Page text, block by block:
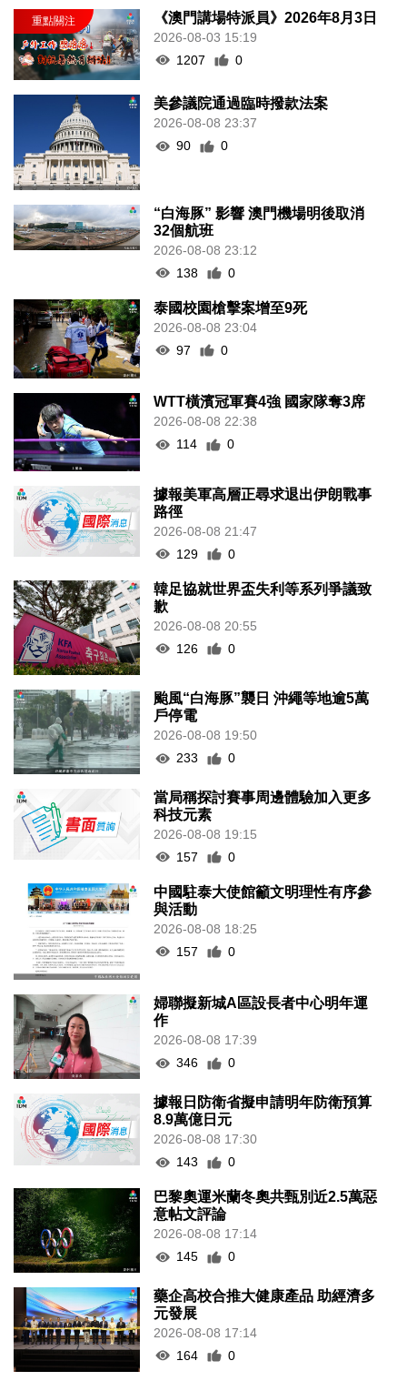
《澳門講場特派員》2026年8月3日
2026-08-03 15:19
1207
0
美參議院通過臨時撥款法案
2026-08-08 23:37
90
0
“白海豚” 影響 澳門機場明後取消
32個航班
2026-08-08 23:12
138
0
泰國校園槍擊案增至9死
2026-08-08 23:04
97
0
WTT橫濱冠軍賽4強 國家隊奪3席
2026-08-08 22:38
114
0
據報美軍高層正尋求退出伊朗戰事
路徑
2026-08-08 21:47
129
0
韓足協就世界盃失利等系列爭議致
歉
2026-08-08 20:55
126
0
颱風“白海豚”襲日 沖繩等地逾5萬
戶停電
2026-08-08 19:50
233
0
當局稱探討賽事周邊體驗加入更多
科技元素
2026-08-08 19:15
157
0
中國駐泰大使館籲文明理性有序參
與活動
2026-08-08 18:25
157
0
婦聯擬新城A區設長者中心明年運
作
2026-08-08 17:39
346
0
據報日防衛省擬申請明年防衛預算
8.9萬億日元
2026-08-08 17:30
143
0
巴黎奧運米蘭冬奧共甄別近2.5萬惡
意帖文評論
2026-08-08 17:14
145
0
藥企高校合推大健康產品 助經濟多
元發展
2026-08-08 17:14
164
0